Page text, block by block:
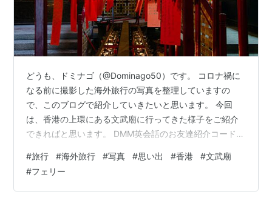
どうも、ドミナゴ（@Dominago50）です。 コロナ禍に
なる前に撮影した海外旅行の写真を整理していますの
で、このブログで紹介していきたいと思います。 今回
は、香港の上環にある文武廟に行ってきた様子をご紹介
できればと思います。 DMM英会話のお友達紹介コードは
した方、紹介された方双方にプラスレッスンチケット3枚
が貰えます。（誰が利用したかこちらには分かりませ
ん） 文武廟 内部は厳かな雰囲気 香港島から九龍へフェ
#旅行 #海外旅行 #写真 #思い出 #香港 #文武廟
#フェリー